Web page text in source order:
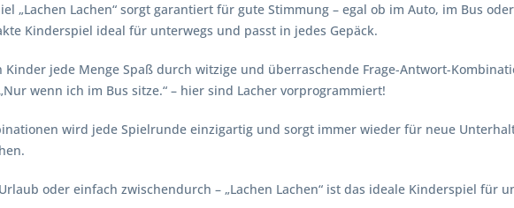
„Lachen Lachen“ sorgt garantiert für gute Stimmung – egal ob im Auto, im Bus
Kinderspiel ideal für unterwegs und passt in jedes Gepäck.
jede Menge Spaß durch witzige und überraschende Frage-Antwort-
wenn ich im Bus sitze.“ – hier sind Lacher vorprogrammiert!
wird jede Spielrunde einzigartig und sorgt immer wieder für neue
oder einfach zwischendurch – „Lachen Lachen“ ist das ideale Kinderspiel für